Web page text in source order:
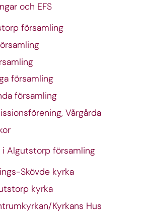
och EFS
församling
församling
församling
Vårgårda
i Algutstorp församling
Skövde kyrka
kyrka
Kyrkans Hus